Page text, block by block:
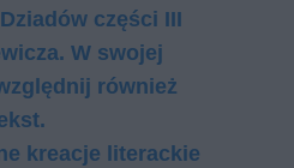
części III
W swojej
również
kreacje literackie